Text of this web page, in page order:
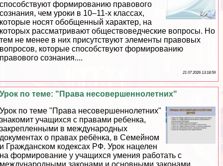
способствуют формированию правового
сознания, чем уроки в 10–11-х классах,
которые носят обобщенный хаpaктер, на
которых рассматривают обществоведческие вопросы. Но
тем не менее в них присутствуют элементы правовых
вопросов, которые способствуют формированию
правового сознания....
21 07 2026 13:18:59
Урок по теме: "Права несовершеннолетних"
Урок по теме "Права несовершеннолетних"
знакомит учащихся с правами ребенка,
закрепленными в международных
документах о правах ребёнка, в Семейном
и Гражданском кодексах РФ. Урок нацелен
на формирование у учащихся умения работать с